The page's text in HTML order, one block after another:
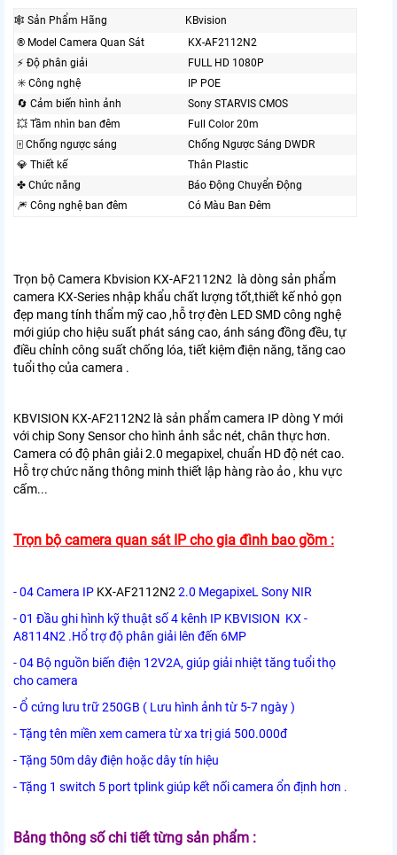
🕸️ Sản Phẩm Hãng
KBvision
®️ Model Camera Quan Sát
KX-AF2112N2
️⚡ Độ phân giải
FULL HD 1080P
✳️ Công nghệ
IP POE
🔄 Cảm biến hình ảnh
Sony STARVIS CMOS
💥 Tầm nhìn ban đêm
Full Color 20m
🀄 Chống ngược sáng
Chống Ngược Sáng DWDR
💎 Thiết kế
Thân Plastic
✤ Chức năng
Báo Động Chuyển Động
🎆 Công nghệ ban đêm
Có Màu Ban Đêm
Trọn bộ Camera Kbvision KX-AF2112N2 là dòng sản phẩm
camera KX-Series nhập khẩu chất lượng tốt,thiết kế nhỏ gọn
đẹp mang tính thẩm mỹ cao ,hỗ trợ đèn LED SMD công nghệ
mới giúp cho hiệu suất phát sáng cao, ánh sáng đồng đều, tự
điều chỉnh công suất chống lóa, tiết kiệm điện năng, tăng cao
tuổi thọ của camera .
KBVISION KX-AF2112N2 là sản phẩm camera IP dòng Y mới
với chip Sony Sensor cho hình ảnh sắc nét, chân thực hơn.
Camera có độ phân giải 2.0 megapixel, chuẩn HD độ nét cao.
Hỗ trợ chức năng thông minh thiết lập hàng rào ảo , khu vực
cấm...
Trọn bộ camera quan sát IP cho gia đình bao gồm :
- 04 Camera IP KX-AF2112N2 2.0 MegapixeL Sony NIR
- 01 Đầu ghi hình kỹ thuật số 4 kênh IP KBVISION KX -
A8114N2 .Hổ trợ độ phân giải lên đến 6MP
- 04 Bộ nguồn biến điện 12V2A, giúp giải nhiệt tăng tuổi thọ
cho camera
- Ổ cứng lưu trữ 250GB ( Lưu hình ảnh từ 5-7 ngày )
- Tặng tên miền xem camera từ xa trị giá 500.000đ
- Tặng 50m dây điện hoặc dây tín hiệu
- Tặng 1 switch 5 port tplink giúp kết nối camera ổn định hơn .
Bảng thông số chi tiết từng sản phẩm :